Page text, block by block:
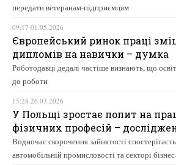
передати ветеранам-підприємцям
09:17 01.05.2026
Європейський ринок праці
дипломів на навички – думка
Роботодавці дедалі частіше визнають, що
до роботи
15:28 26.03.2026
У Польщі зростає попит на
фізичних професій –
Водночас скорочення зайнятості
автомобільній промисловості та секторі